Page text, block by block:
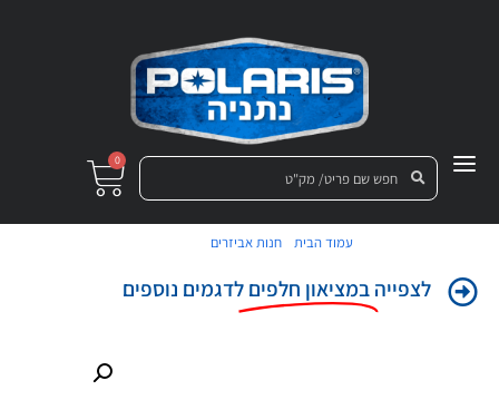
0
עמוד הבית חנות אביזרים
לצפייהבמציאון חלפים לדגמים נוספים